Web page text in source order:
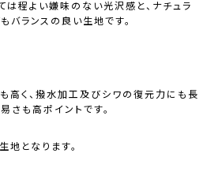
は程よい嫌味のない光沢感と、ナチュラ
バランスの良い生地です。
高く、撥水加工及びシワの復元力にも長
さも高ポイントです。
地となります。